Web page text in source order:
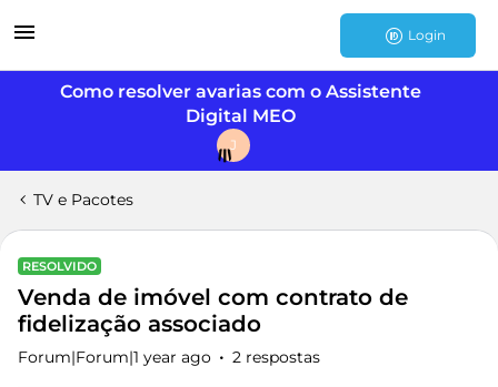
Login
Como resolver avarias com o Assistente
Digital MEO
J
TV e Pacotes
RESOLVIDO
Venda de imóvel com contrato de
fidelização associado
Forum|Forum|1 year ago 2 respostas